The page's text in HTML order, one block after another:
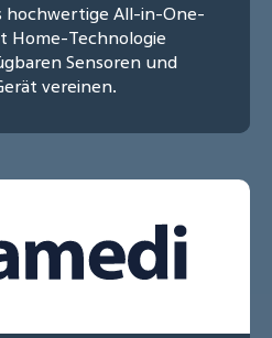
hochwertige All-in-One-
Home-Technologie
Sensoren und
vereinen.